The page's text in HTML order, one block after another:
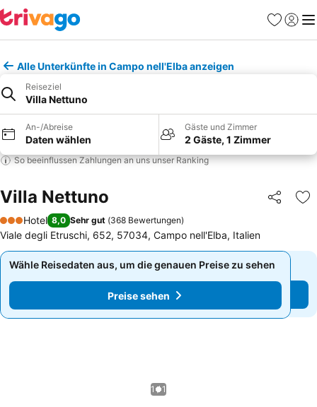
Favoriten
Alle Unterkünfte in Campo nell'Elba anzeigen
Reiseziel
Villa Nettuno
An-/Abreise
Daten wählen
Gäste und Zimmer
2 Gäste, 1 Zimmer
So beeinflussen Zahlungen an uns unser Ranking
Villa Nettuno Teilen
3 Sterne
Hotel 8,0 Sehr gut (368 Bewertungen)
Viale degli Etruschi, 652, 57034, Campo nell'Elba, Italien
Wähle Reisedaten aus, um die genauen Preise zu sehen
Preise sehen
Wähle Reisedaten aus, um die genauen Preise zu sehen
Preise sehen
1 / 1